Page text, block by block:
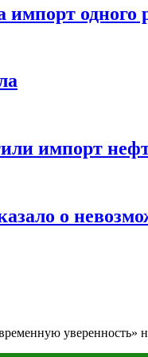
одного
импорт
о
уверенность»